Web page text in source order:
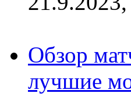
Обзор
лучшие